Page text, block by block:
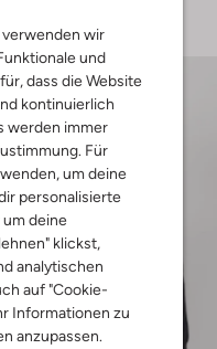
wir
und
dass die Website
kontinuierlich
werden immer
Für
um deine
personalisierte
deine
klickst,
analytischen
auf "Cookie-
Informationen zu
anzupassen.